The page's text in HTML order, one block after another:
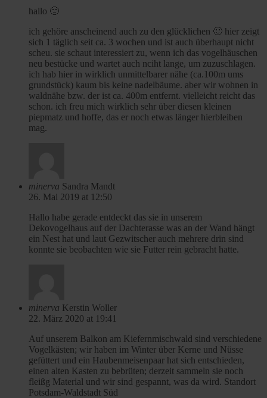
hallo 🙂
ich gehöre anscheinend auch zu den glücklichen 🙂 hier zeigt
sich 1 täglich seit ca. 3 wochen und ist auch überhaupt nicht
scheu. sie schaut interessiert zu, wenn ich das vogelhäuschen
neu bestücke und wartet auch nciht lange, um zuzuschlagen.
ich hab hier in wirklich unmittelbarer nähe (ca.100m ums
grundstück) kaum bis keine nadelbäume. aber wir wohnen in
waldnähe bzw. der ist ca. 400m entfernt. vielleicht reicht das
schon. ich freu mich wirklich sehr über diesen kleinen
piepmatz und hoffe, das er noch etwas länger hierbleiben
mag.
minerva Sandra Mandt
26. Mai 2019 at 12:50
Hallo habe gerade entdeckt das sie in unserem
Dekovogelhaus auf der Dachterasse was an der Wand hängt
ein Nest hat und laut Gezwitscher auch mehrere drin sind
konnte sie beobachten wie sie Futter rein gebracht hatte.
minerva Kerstin Woller
22. März 2020 at 19:41
Auf unserem Balkon am Kiefernmischwald sind verschiedene
Vogelkästen; wir haben im Winter über Kerne und Nüsse
gefüttert und ein Haubenmeisenpaar hat sich entschieden,
einen alten Kasten zu bebrüten; derzeit sammeln sie noch
fleißg Material und wir sind gespannt, was da wird. Standort
Potsdam-Waldstadt Süd